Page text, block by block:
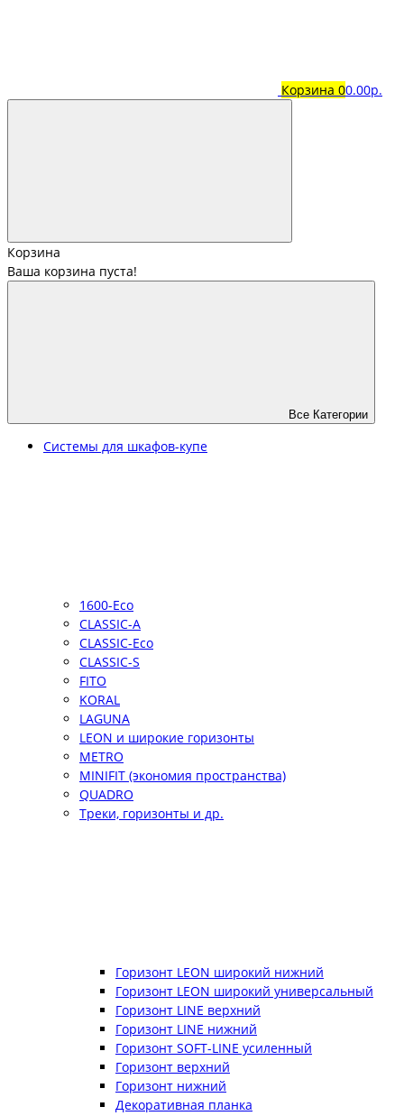
Корзина 00.00р.
Корзина
Ваша корзина пуста!
Все Категории
Системы для шкафов-купе
1600-Eco
CLASSIC-A
CLASSIC-Eco
CLASSIC-S
FITO
KORAL
LAGUNA
LEON и широкие горизонты
METRO
MINIFIT (экономия пространства)
QUADRO
Треки, горизонты и др.
Горизонт LEON широкий нижний
Горизонт LEON широкий универсальный
Горизонт LINE верхний
Горизонт LINE нижний
Горизонт SOFT-LINE усиленный
Горизонт верхний
Горизонт нижний
Декоративная планка